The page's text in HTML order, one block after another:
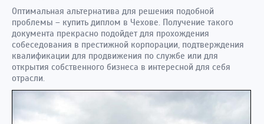
Оптимальная альтернатива для решения подобной
проблемы – купить диплом в Чехове. Получение такого
документа прекрасно подойдет для прохождения
собеседования в престижной корпорации, подтверждения
квалификации для продвижения по службе или для
открытия собственного бизнеса в интересной для себя
отрасли.